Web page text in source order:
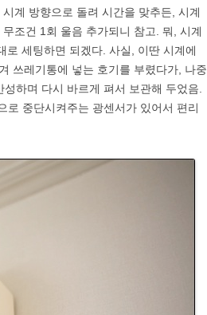
계 방향으로 돌려 시간을 맞추든, 시계
조건 1회 울음 추가되니 참고. 뭐, 시계
세팅하면 되겠다. 사실, 이딴 시계에
쓰레기통에 넣는 호기를 부렸다가, 나중
하며 다시 바르게 펴서 보관해 두었음.
로 중단시켜주는 광센서가 있어서 편리